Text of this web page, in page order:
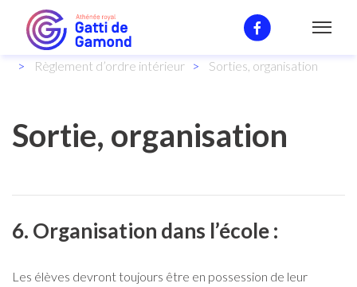
Notre enseignement
Règlement d’ordre intérieur
Sorties, organisation
Sortie, organisation
6. Organisation dans l’école :
Les élèves devront toujours être en possession de leur